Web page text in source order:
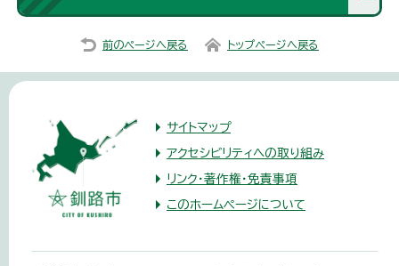
前のページへ戻る トップページへ戻る
サイトマップ
アクセシビリティへの取り組み
リンク・著作権・免責事項
このホームページについて